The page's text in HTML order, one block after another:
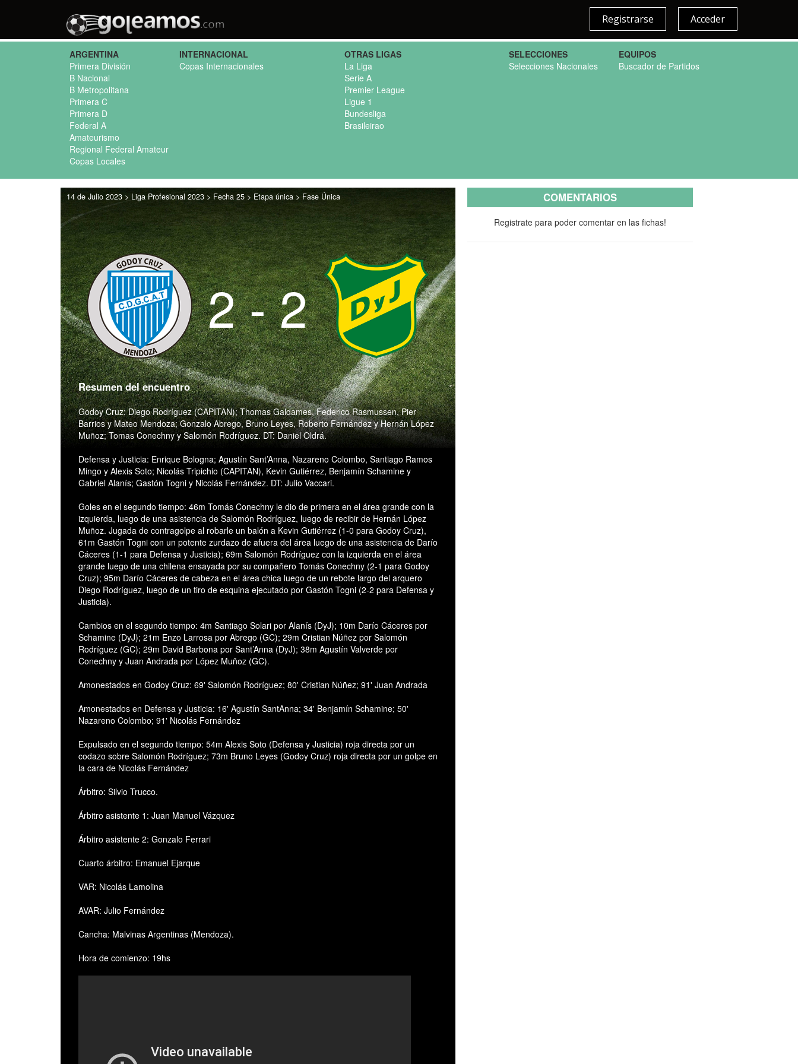
Acceder
Registrarse
ARGENTINA
Primera División
B Nacional
B Metropolitana
Primera C
Primera D
Federal A
Amateurismo
Regional Federal Amateur
Copas Locales
INTERNACIONAL
Copas Internacionales
OTRAS LIGAS
La Liga
Serie A
Premier League
Ligue 1
Bundesliga
Brasileirao
SELECCIONES
Selecciones Nacionales
EQUIPOS
Buscador de Partidos
14 de Julio 2023 > Liga Profesional 2023 > Fecha 25 > Etapa única > Fase Única
2 - 2
Resumen del encuentro
Godoy Cruz: Diego Rodríguez (CAPITAN); Thomas Galdames, Federico Rasmussen, Pier
Barrios y Mateo Mendoza; Gonzalo Abrego, Bruno Leyes, Roberto Fernández y Hernán López
Muñoz; Tomas Conechny y Salomón Rodríguez. DT: Daniel Oldrá.
Defensa y Justicia: Enrique Bologna; Agustín Sant’Anna, Nazareno Colombo, Santiago Ramos
Mingo y Alexis Soto; Nicolás Tripichio (CAPITAN), Kevin Gutiérrez, Benjamín Schamine y
Gabriel Alanís; Gastón Togni y Nicolás Fernández. DT: Julio Vaccari.
Goles en el segundo tiempo: 46m Tomás Conechny le dio de primera en el área grande con la
izquierda, luego de una asistencia de Salomón Rodríguez, luego de recibir de Hernán López
Muñoz. Jugada de contragolpe al robarle un balón a Kevin Gutiérrez (1-0 para Godoy Cruz),
61m Gastón Togni con un potente zurdazo de afuera del área luego de una asistencia de Darío
Cáceres (1-1 para Defensa y Justicia); 69m Salomón Rodríguez con la izquierda en el área
grande luego de una chilena ensayada por su compañero Tomás Conechny (2-1 para Godoy
Cruz); 95m Darío Cáceres de cabeza en el área chica luego de un rebote largo del arquero
Diego Rodríguez, luego de un tiro de esquina ejecutado por Gastón Togni (2-2 para Defensa y
Justicia).
Cambios en el segundo tiempo: 4m Santiago Solari por Alanís (DyJ); 10m Darío Cáceres por
Schamine (DyJ); 21m Enzo Larrosa por Abrego (GC); 29m Cristian Núñez por Salomón
Rodríguez (GC); 29m David Barbona por Sant’Anna (DyJ); 38m Agustín Valverde por
Conechny y Juan Andrada por López Muñoz (GC).
Amonestados en Godoy Cruz: 69' Salomón Rodríguez; 80' Cristian Núñez; 91' Juan Andrada
Amonestados en Defensa y Justicia: 16' Agustín SantAnna; 34' Benjamín Schamine; 50'
Nazareno Colombo; 91' Nicolás Fernández
Expulsado en el segundo tiempo: 54m Alexis Soto (Defensa y Justicia) roja directa por un
codazo sobre Salomón Rodríguez; 73m Bruno Leyes (Godoy Cruz) roja directa por un golpe en
la cara de Nicolás Fernández
Árbitro: Silvio Trucco.
Árbitro asistente 1: Juan Manuel Vázquez
Árbitro asistente 2: Gonzalo Ferrari
Cuarto árbitro: Emanuel Ejarque
VAR: Nicolás Lamolina
AVAR: Julio Fernández
Cancha: Malvinas Argentinas (Mendoza).
Hora de comienzo: 19hs
COMENTARIOS
Registrate para poder comentar en las fichas!